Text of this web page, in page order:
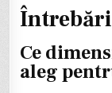
Ce
aleg